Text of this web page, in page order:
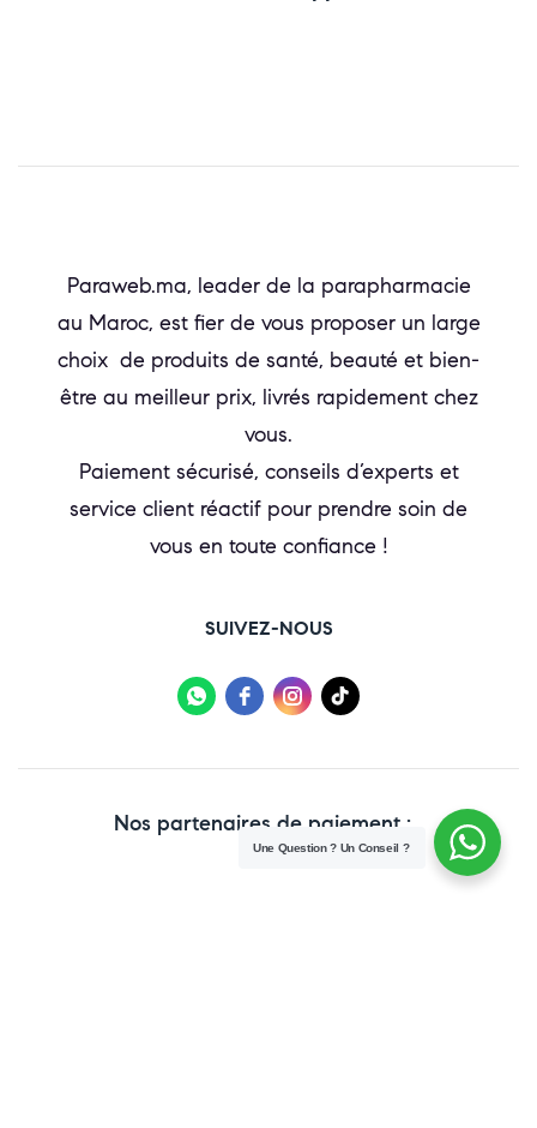
Paraweb.ma, leader de la parapharmacie
au Maroc, est fier de vous proposer un large
choix de produits de santé, beauté et bien-
être au meilleur prix, livrés rapidement chez
vous.
Paiement sécurisé, conseils d’experts et
service client réactif pour prendre soin de
vous en toute confiance !
SUIVEZ-NOUS
Nos partenaires de paiement :
Une Question ? Un Conseil ?